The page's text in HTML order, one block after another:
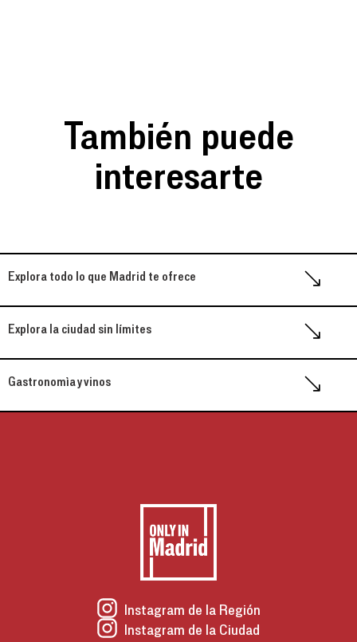
También puede
interesarte
Explora todo lo que Madrid te ofrece
Explora la ciudad sin límites
Gastronomìa y vinos
Instagram de la Región
Instagram de la Ciudad